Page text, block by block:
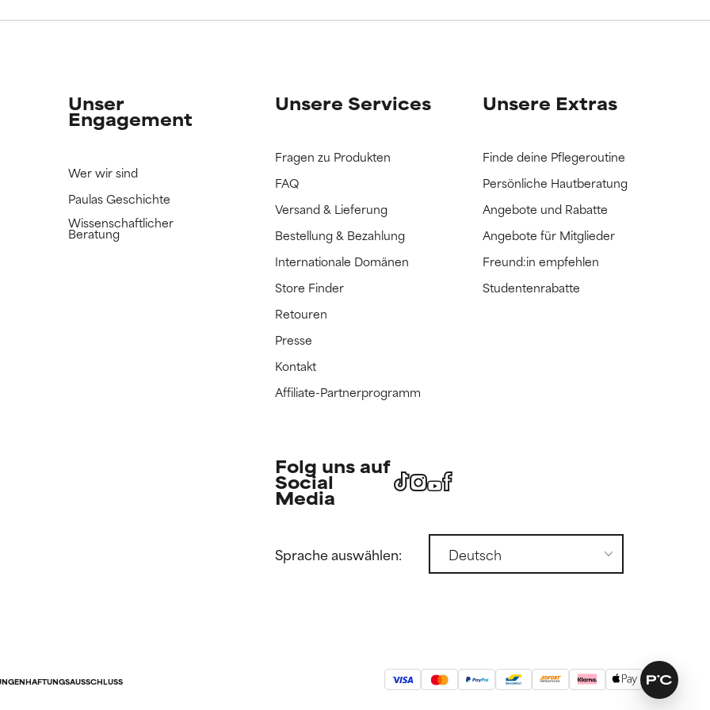
Unser
Engagement
Wer wir sind
Paulas Geschichte
Wissenschaftlicher
Beratung
Unsere Services
Fragen zu Produkten
FAQ
Versand & Lieferung
Bestellung & Bezahlung
Internationale Domänen
Store Finder
Retouren
Presse
Kontakt
Affiliate-Partnerprogramm
Unsere Extras
Finde deine Pflegeroutine
Persönliche Hautberatung
Angebote und Rabatte
Angebote für Mitglieder
Freund:in empfehlen
Studentenrabatte
Folg uns auf
Social
Media
Sprache auswählen:
HAFTUNGSAUSSCHLUSS